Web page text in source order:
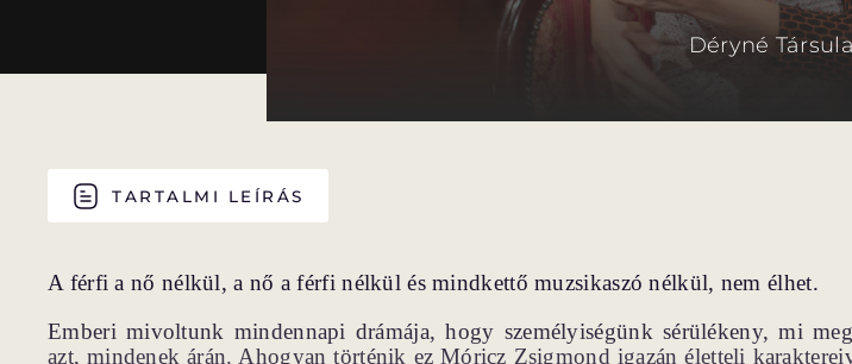
Déryné
TARTALMI LEÍRÁS
A férfi a nő nélkül, a nő a férfi nélkül és mindkettő muzsikaszó nélkül, nem élhet.
Emberi mivoltunk mindennapi drámája, hogy személyiségünk sérülékeny, mi
azt, mindenek árán. Ahogyan történik ez Móricz Zsigmond igazán életteli